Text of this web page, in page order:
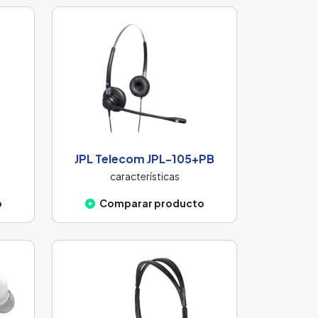
JPL Telecom JPL-105+PB
características
Comparar producto